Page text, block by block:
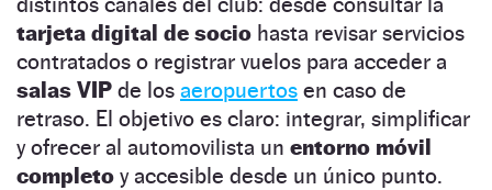
tarjeta digital de socio hasta revisar servicios
contratados o registrar vuelos para acceder a
salas VIP de los aeropuertos en caso de
retraso. El objetivo es claro: integrar, simplificar
y ofrecer al automovilista un entorno móvil
completo y accesible desde un único punto.